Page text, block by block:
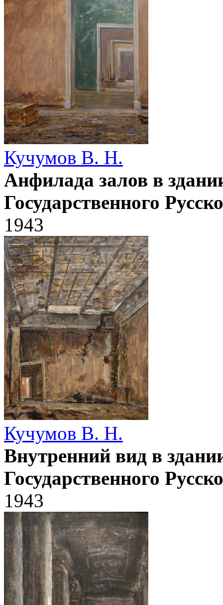
Кучумов В. Н.
Анфилада залов в
Государственного
1943
Кучумов В. Н.
Внутренний вид в
Государственного
1943